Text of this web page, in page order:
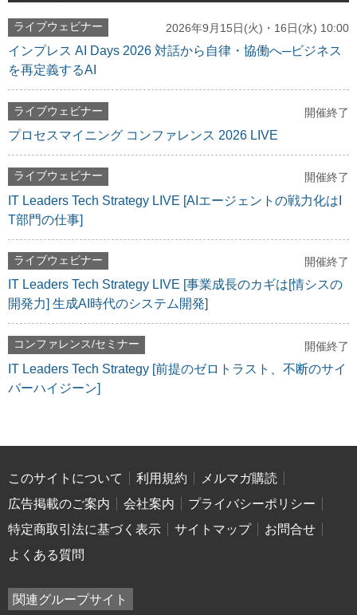
ライブウェビナー 2026年9月15日(火)・16日(水) 10:00
インプレス AI Days 2026 対話から自律・協働へ─ビジネス
を再定義するAI
ライブウェビナー 開催終了
プロセスマイニング コンファレンス 2026 LIVE
ライブウェビナー 開催終了
IT Leaders Tech Strategy LIVE [AIエージェントの戦力化はI
T部門の仕事]
ライブウェビナー 開催終了
IT Leaders Tech Strategy LIVE [事業成長のカギは[情シスの
開発力] 生成AI時代のシステム開発]
コンファレンス/セミナー 開催終了
IT Leaders Tech Strategy [前提のゼロトラスト、不断のサイ
バーハイジーン]
このサイトについて 利用規約
メルマガ購読
広告掲載のご案内
会社案内
プライバシーポリシー
特定商取引法に基づく表示
サイトマップ
お問合せ
よくある質問
関連グループサイト